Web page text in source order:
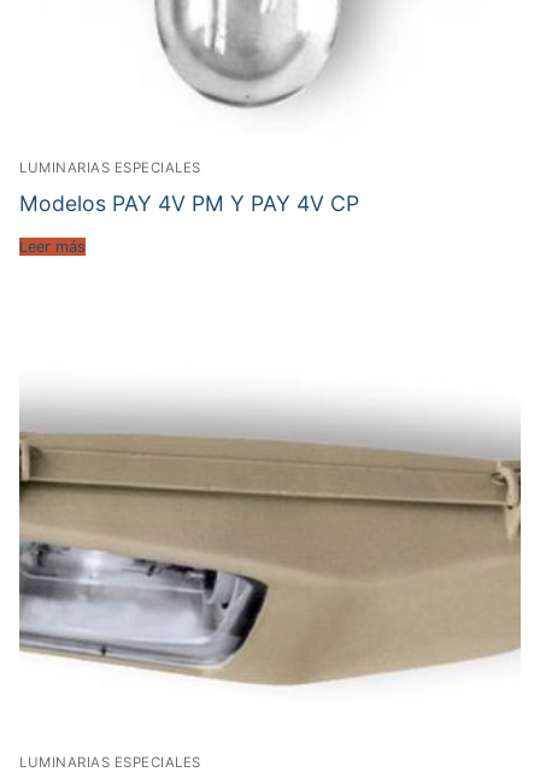
LUMINARIAS ESPECIALES
Modelos PAY 4V PM Y PAY 4V CP
Leer más
LUMINARIAS ESPECIALES